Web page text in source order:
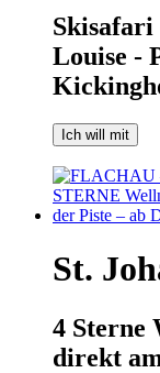
Skisafari
Louise -
Ich will mit
St.
4 Sterne
direkt